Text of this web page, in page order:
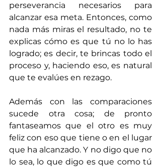
perseverancia necesarios para
alcanzar esa meta. Entonces, como
nada más miras el resultado, no te
explicas cómo es que tú no lo has
logrado; es decir, te brincas todo el
proceso y, haciendo eso, es natural
que te evalúes en rezago.
Además con las comparaciones
sucede otra cosa; de pronto
fantaseamos que el otro es muy
feliz con eso que tiene o en el lugar
que ha alcanzado. Y no digo que no
lo sea, lo que digo es que como tú